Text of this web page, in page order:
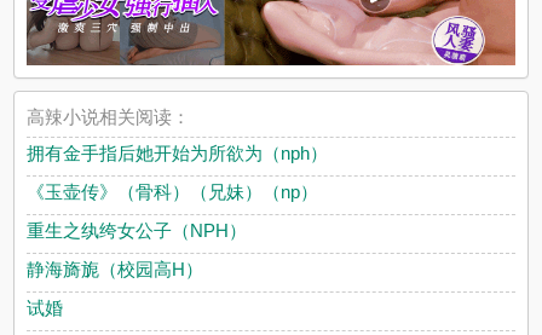
高辣小说相关阅读：
拥有金手指后她开始为所欲为（nph）
《玉壶传》（骨科）（兄妹）（np）
重生之纨绔女公子（NPH）
静海旖旎（校园高H）
试婚